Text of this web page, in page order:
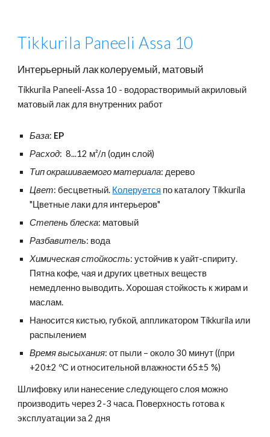
Tikkurila Paneeli Assa 10
Интерьерный лак колеруемый, матовый
Tikkurila Paneeli-Assa 10 - водорастворимый акриловый
матовый лак для внутренних работ
База: EP
Расход: 8...12 м²/л (один слой)
Тип окрашиваемого материала: дерево
Цвет: бесцветный. Колеруется по каталогу Tikkurila
"Цветные лаки для интерьеров"
Степень блеска: матовый
Разбавитель: вода
Химическая стойкость:устойчив к уайт-спириту.
Пятна кофе, чая и других цветных веществ
немедленно выводить. Хорошая стойкость к жирам и
маслам.
Наносится кистью, губкой, аппликатором Tikkurila или
распылением
Время высыхания:от пыли – около 30 минут ((при
+20±2 ºС и относительной влажности 65±5 %)
Шлифовку или нанесение следующего слоя можно
производить через 2-3 часа. Поверхность готова к
эксплуатации за 2 дня